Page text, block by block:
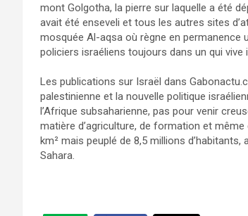
mont Golgotha, la pierre sur laquelle a été
avait été enseveli et tous les autres sites
mosquée Al-aqsa où règne en permanence
policiers israéliens toujours dans un qui vive
Les publications sur Israël dans
palestinienne et la nouvelle politique
l’Afrique subsaharienne, pas pour venir
matière d’agriculture, de formation et
km² mais peuplé de 8,5 millions
Sahara.